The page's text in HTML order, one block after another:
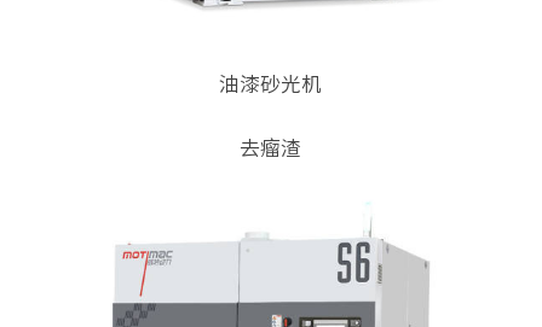
油漆砂光机
去瘤渣